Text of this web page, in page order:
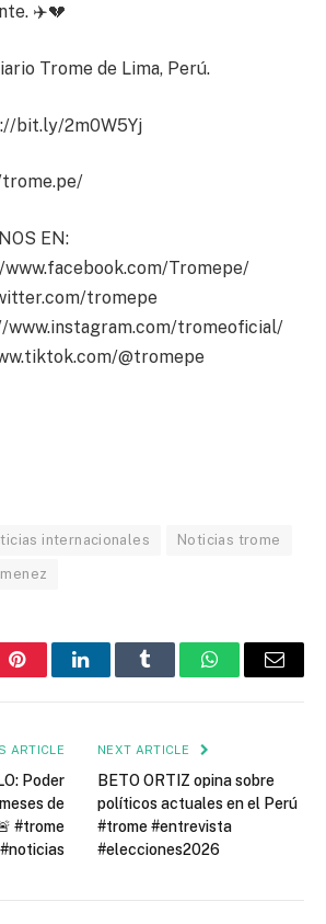
✈️💔
Trome de Lima, Perú.
bit.ly/2m0W5Yj
EN:
Tromepe/
tromepe
www.instagram.com/tromeoficial/
@tromepe
internacionales Noticias trome
PinterestLinkedInTumblr WhatsAppEmail
ARTICLE
Poder
de
#trome
#noticias
NEXT ARTICLE
BETO ORTIZ opina sobre
políticos actuales en el Perú
#trome #entrevista
#elecciones2026